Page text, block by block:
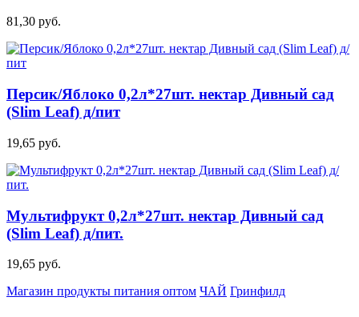
81,30 руб.
Персик/Яблоко 0,2л*27шт. нектар Дивный сад
(Slim Leaf) д/пит
19,65 руб.
Мультифрукт 0,2л*27шт. нектар Дивный сад
(Slim Leaf) д/пит.
19,65 руб.
Магазин продукты питания оптом ЧАЙ Гринфилд